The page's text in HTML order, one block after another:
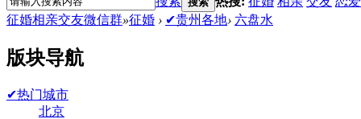
征婚相亲交友微信群»征婚 › ✔贵州各地› 六盘水
版块导航
✔热门城市
北京